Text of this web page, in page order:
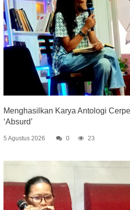
Menghasilkan Karya Antologi
‘Absurd’
5 Agustus 2026 0 23